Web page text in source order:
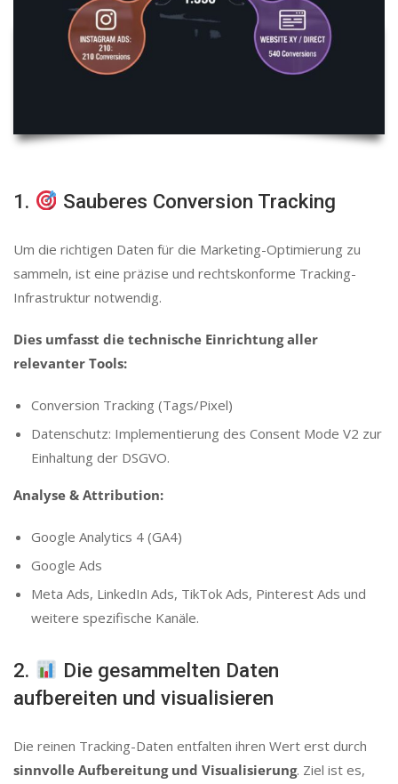
1. Sauberes Conversion Tracking
Um die richtigen Daten für die Marketing-Optimierung zu
sammeln, ist eine präzise und rechtskonforme Tracking-
Infrastruktur notwendig.
Dies umfasst die technische Einrichtung aller
relevanter Tools:
Conversion Tracking (Tags/Pixel)
Datenschutz: Implementierung des Consent Mode V2 zur
Einhaltung der DSGVO.
Analyse & Attribution:
Google Analytics 4 (GA4)
Google Ads
Meta Ads, LinkedIn Ads, TikTok Ads, Pinterest Ads und
weitere spezifische Kanäle.
2.
Die gesammelten Daten
aufbereiten und visualisieren
Die reinen Tracking-Daten entfalten ihren Wert erst durch
sinnvolle Aufbereitung und Visualisierung. Ziel ist es,